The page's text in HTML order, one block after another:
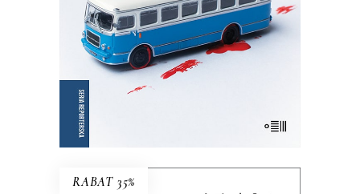
KSIĄŻKA DO KOSZYKA
RABAT 35%